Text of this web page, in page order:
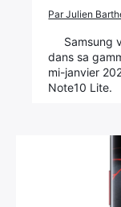
Par Julien
Samsung
dans sa
mi-janvier
Note10 Lite.